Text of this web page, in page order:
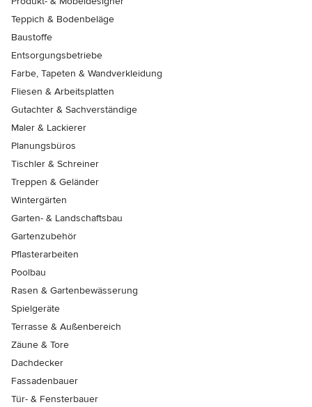
Teppich & Bodenbeläge
Baustoffe
Entsorgungsbetriebe
Farbe, Tapeten & Wandverkleidung
Fliesen & Arbeitsplatten
Gutachter & Sachverständige
Maler & Lackierer
Planungsbüros
Tischler & Schreiner
Treppen & Geländer
Wintergärten
Garten- & Landschaftsbau
Gartenzubehör
Pflasterarbeiten
Poolbau
Rasen & Gartenbewässerung
Spielgeräte
Terrasse & Außenbereich
Zäune & Tore
Dachdecker
Fassadenbauer
Tür- & Fensterbauer